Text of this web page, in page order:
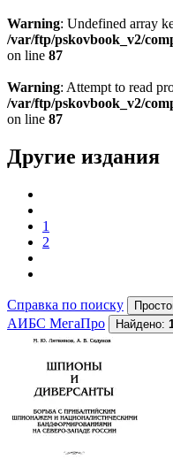
Warning: Undefined array
/var/ftp/pskovbook_v2/
on line 87
Warning: Attempt to read
/var/ftp/pskovbook_v2/
on line 87
Другие издания
1
2
Справка по поиску
АИБС МегаПро
Найдено: